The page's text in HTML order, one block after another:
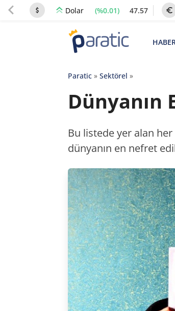
Dolar (%0.01) 47.57
Paratic» Sektörel »
Dünyanın
Bu listede yer alan
dünyanın en nefret